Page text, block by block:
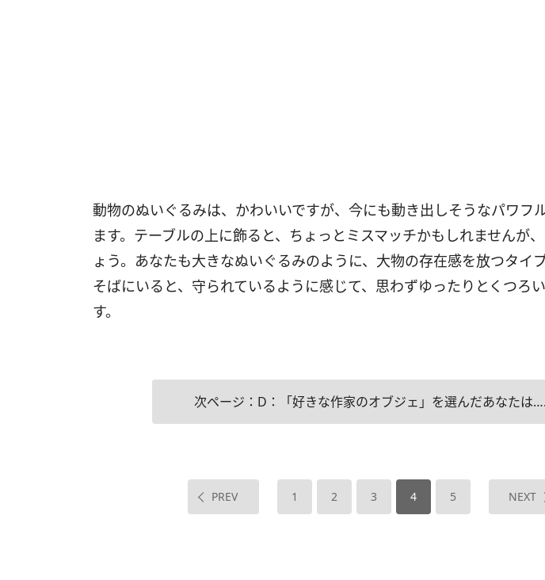
動物のぬいぐるみは、かわいいですが、今にも動き出しそうなパワフ
ます。テーブルの上に飾ると、ちょっとミスマッチかもしれませんが
ょう。あなたも大きなぬいぐるみのように、大物の存在感を放つタイ
そばにいると、守られているように感じて、思わずゆったりとくつろ
す。
次ページ：D：「好きな作家のオブジェ」を選んだあなたは
PREV 1 2 3 4 5 NEXT